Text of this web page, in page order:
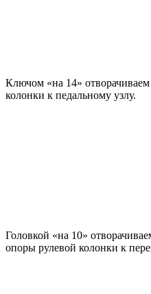
Ключом «на 14»
колонки к педальному узлу.
Головкой «на 10»
опоры рулевой колонки к